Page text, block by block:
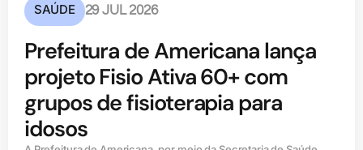
SAÚDE 29 JUL 2026
Prefeitura de Americana lança
projeto Fisio Ativa 60+ com
grupos de fisioterapia para
idosos